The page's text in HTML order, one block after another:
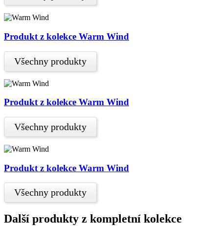
Produkt z kolekce Warm Wind
Všechny produkty
Produkt z kolekce Warm Wind
Všechny produkty
Produkt z kolekce Warm Wind
Všechny produkty
Další produkty z kompletní kolekce